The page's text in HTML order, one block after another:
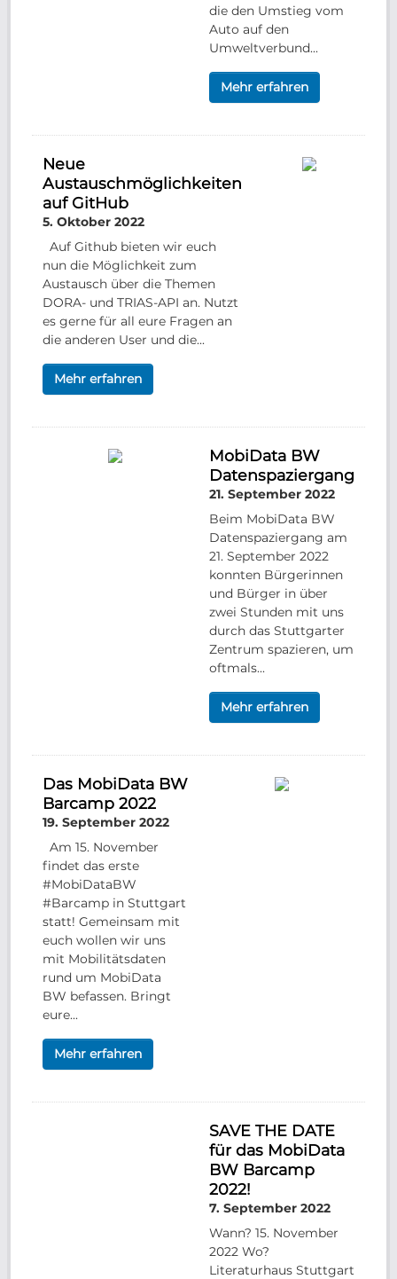
die den Umstieg vom
Auto auf den
Umweltverbund...
Mehr erfahren
Neue
Austauschmöglichkeiten
auf GitHub
5. Oktober 2022
Auf Github bieten wir euch
nun die Möglichkeit zum
Austausch über die Themen
DORA- und TRIAS-API an. Nutzt
es gerne für all eure Fragen an
die anderen User und die...
Mehr erfahren
MobiData BW
Datenspaziergang
21. September 2022
Beim MobiData BW
Datenspaziergang am
21. September 2022
konnten Bürgerinnen
und Bürger in über
zwei Stunden mit uns
durch das Stuttgarter
Zentrum spazieren, um
oftmals...
Mehr erfahren
Das MobiData BW
Barcamp 2022
19. September 2022
Am 15. November
findet das erste
#MobiDataBW
#Barcamp in Stuttgart
statt! Gemeinsam mit
euch wollen wir uns
mit Mobilitätsdaten
rund um MobiData
BW befassen. Bringt
eure...
Mehr erfahren
SAVE THE DATE
für das MobiData
BW Barcamp
2022!
7. September 2022
Wann? 15. November
2022 Wo?
Literaturhaus Stuttgart